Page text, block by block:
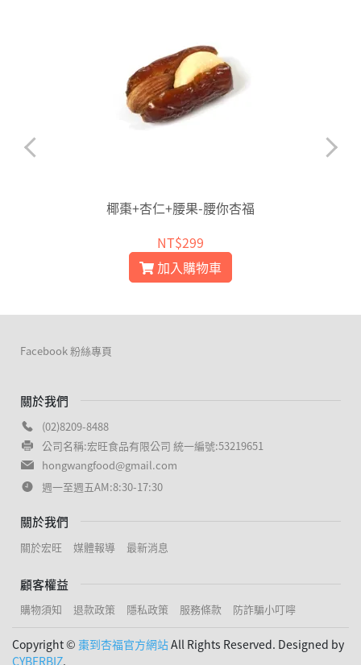
椰棗+杏仁+腰果-腰你杏福
NT$299
加入購物車
關於我們
(02)8209-8488
公司名稱:宏旺食品有限公司 統一編號:53219651
hongwangfood@gmail.com
週一至週五AM:8:30-17:30
關於我們
關於宏旺 媒體報導 最新消息
顧客權益
購物須知 退款政策 隱私政策 服務條款 防詐騙小叮嚀
Facebook 粉絲專頁
Copyright © 棗到杏福官方網站All Rights Reserved. Designed by
CYBERBIZ.